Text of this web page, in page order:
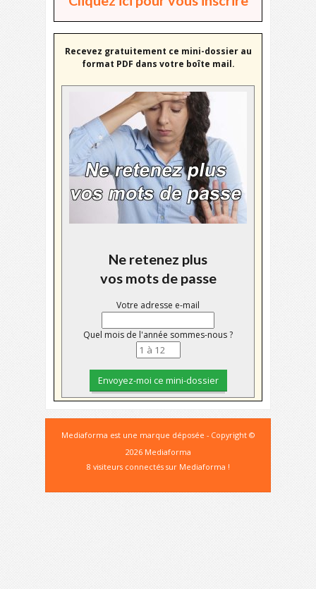
Recevez gratuitement ce mini-dossier au
format PDF dans votre boîte mail.
Ne retenez plus
vos mots de passe
Votre adresse e-mail
Quel mois de l'année sommes-nous ?
Mediaforma est une marque déposée - Copyright ©
2026 Mediaforma
8 visiteurs connectés sur Mediaforma !